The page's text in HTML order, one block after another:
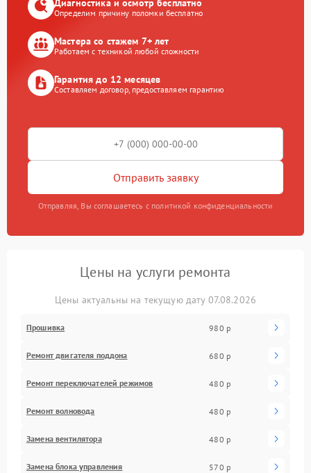
Определим причину поломки бесплатно
Мастера со стажем 7+ лет
Работаем с техникой любой сложности
Гарантия до 12 месяцев
Составляем договор, предоставляем гарантию
Отправить заявку
Отправляя, Вы соглашаетесь с политикой конфиденциальности
Цены на услуги ремонта
Цены актуальны на текущую дату 07.08.2026
Прошивка 980 р
Ремонт двигателя поддона 680 р
Ремонт переключателей режимов 480 р
Ремонт волновода 480 р
Замена вентилятора 480 р
Замена блока управления 570 р